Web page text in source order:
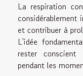
La respiration
et contribuer à
L'idée
rester
pendant les